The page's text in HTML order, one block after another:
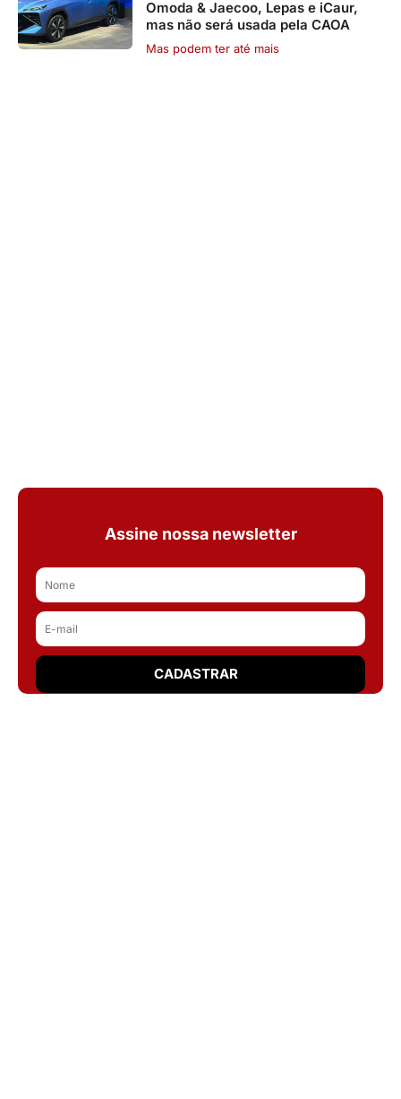
Omoda & Jaecoo, Lepas e iCaur,
mas não será usada pela CAOA
Mas podem ter até mais
Assine nossa newsletter